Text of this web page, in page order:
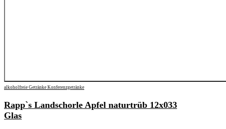
alkoholfreie Getränke Konferenzgetränke
Rapp`s Landschorle Apfel naturtrüb 12x033
Glas